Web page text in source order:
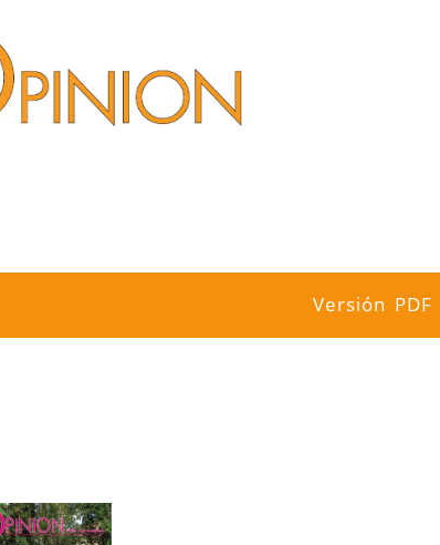
Versión PDF